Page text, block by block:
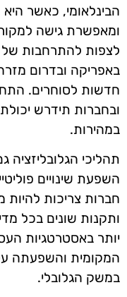
הבינלאומי, כאשר היא
לצפות להתרחבות של
באפריקה ובדרום
חדשות לסוחרים.
ובחברות תידרש
במהירות.
תהליכי הגלובליזציה
השפעת שינויים
חברות צריכות
ותקנות שונים בכל
יותר באסטרטגיות
המקומית והשפעתה
במשק הגלובלי.